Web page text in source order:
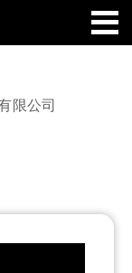
限公司